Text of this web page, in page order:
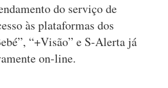
do serviço de
às plataformas dos
“+Visão” e S-Alerta já
on-line.